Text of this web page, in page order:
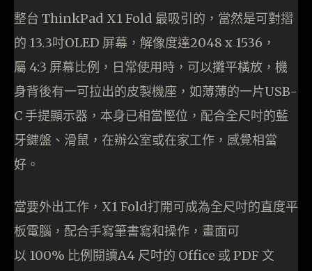
整台 ThinkPad X1 Fold 最吸引的，當然是可對摺
的 13.3吋OLED 屏幕，解像度達2048 x 1536，
屬 4:3 屏幕比例，日常使用時，可以攤平橫放，機
身背後有一可拉出的皮製機座，如薄薄的一片USB-
C 手提顯示器，本身已相當慳位，配合全尺吋的藍
牙鍵盤、滑鼠，在辦公室或在家工作，感覺相當
好。
當要外出工作，X1 Fold打開可成為全尺吋的直度平
板電腦，配合手寫筆書寫和操作，畫面可
以 100% 比例閱讀A4 尺吋的 Office 或 PDF 文